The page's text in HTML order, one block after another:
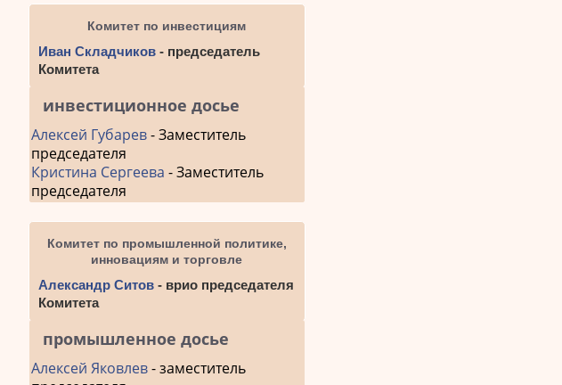
Комитет по инвестициям
Иван Складчиков - председатель
Комитета
инвестиционное досье
Алексей Губарев- Заместитель
председателя
Кристина Сергеева - Заместитель
председателя
Комитет по промышленной политике,
инновациям и торговле
Александр Ситов - врио председателя
Комитета
промышленное досье
Алексей Яковлев- заместитель